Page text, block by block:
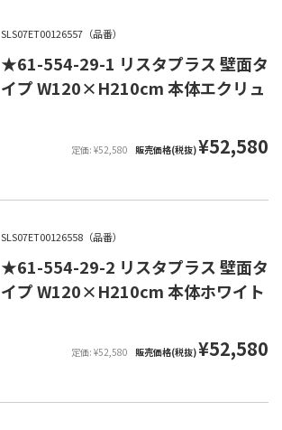
SLS07ET00126557（品番）
★61-554-29-1 リスタプラス 壁面タ
イプ W120×H210cm 本体エクリュ
定価: ¥52,580 販売価格(税抜)¥52,580
SLS07ET00126558（品番）
★61-554-29-2 リスタプラス 壁面タ
イプ W120×H210cm 本体ホワイト
定価: ¥52,580 販売価格(税抜)¥52,580